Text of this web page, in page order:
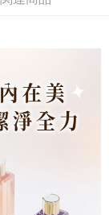
人情報の収集、処